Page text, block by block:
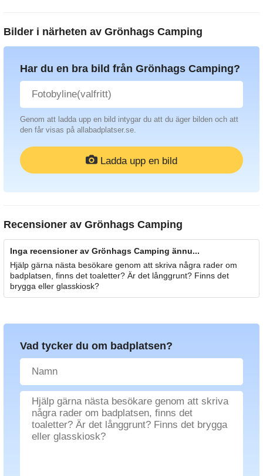
Bilder i närheten av Grönhags Camping
Har du en bra bild från Grönhags Camping?
Genom att ladda upp en bild intygar du att du äger bilden och att
den får visas på allabadplatser.se.
Ladda upp en bild
Recensioner av Grönhags Camping
Inga recensioner av Grönhags Camping ännu...
Hjälp gärna nästa besökare genom att skriva några rader om
badplatsen, finns det toaletter? Är det långgrunt? Finns det
brygga eller glasskiosk?
Vad tycker du om badplatsen?